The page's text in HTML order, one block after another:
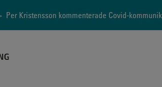
Per Kristensson kommenterade Covid-